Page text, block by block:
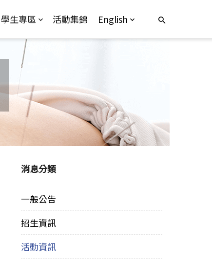
學生專區 活動集錦 English
消息分類
一般公告
招生資訊
活動資訊